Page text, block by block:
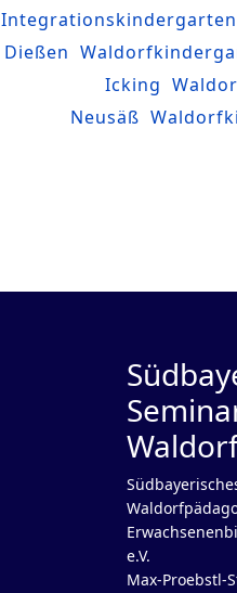
Integrationskindergarten
Dießen
Icking
Neusäß
Max-Proebstl-